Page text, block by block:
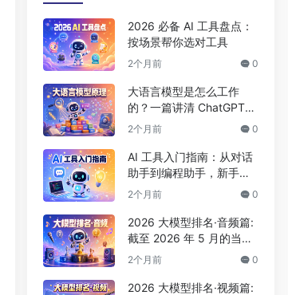
2026 必备 AI 工具盘点：
按场景帮你选对工具
2个月前 0
大语言模型是怎么工作
的？一篇讲清 ChatGPT
背后的原理
2个月前 0
AI 工具入门指南：从对话
助手到编程助手，新手该
怎么选
2个月前 0
2026 大模型排名·音频篇:
截至 2026 年 5 月的当前
格局与选型
2个月前 0
2026 大模型排名·视频篇: